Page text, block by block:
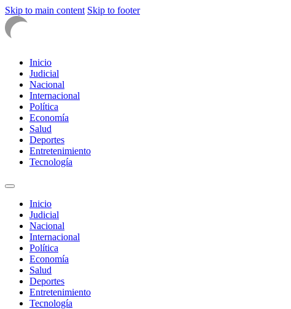
Skip to main content Skip to footer
Inicio
Judicial
Nacional
Internacional
Política
Economía
Salud
Deportes
Entretenimiento
Tecnología
Inicio
Judicial
Nacional
Internacional
Política
Economía
Salud
Deportes
Entretenimiento
Tecnología